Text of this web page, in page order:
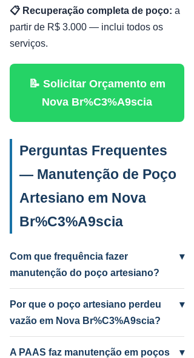
📋 Recuperação completa de poço: a
partir de R$ 3.000 — inclui todos os
serviços.
📝 Solicitar Orçamento em
Nova Br%C3%A9scia
Perguntas Frequentes
— Manutenção de Poço
Artesiano em Nova
Br%C3%A9scia
Com que frequência fazer
manutenção do poço artesiano?
▾
Anual para uso intenso (agrícola/industrial)
e a cada 2 anos para uso residencial.
Poços antigos podem precisar mais
frequentemente.
Por que o poço artesiano perdeu
vazão em Nova Br%C3%A9scia?
▾
Causas mais comuns: incrustação por
ferro e manganês, colmatação do filtro,
A PAAS faz manutenção em poços
▾